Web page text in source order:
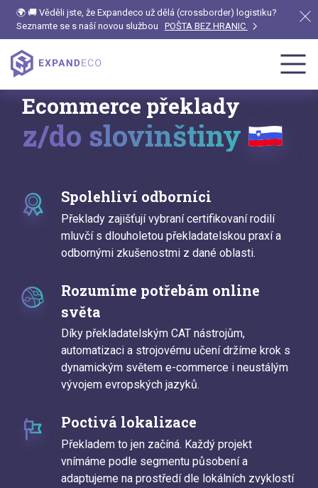
🌍 🚚 Věděli jste, že Expandeco už dělá (crossborder) logistiku?
Seznamte se s naší novou službou
POŠTA BEZ HRANIC
Ecommerce překlady
z/do slovinštiny
Spolehliví odborníci
Překlady zajišťují vybraní certifikovaní rodilí
mluvčí s dlouholetou překladatelskou praxí a
odbornými zkušenostmi z dané oblasti.
Rozumíme potřebám online
světa
Díky překladatelským CAT nástrojům,
automatizaci a strojovému učení držíme krok s
dynamickým světem e-commerce i neustálým
vývojem evropských jazyků.
Poctivá lokalizace
Překladem to jen začíná. Každý projekt
vnímáme podle segmentu působení a
adaptujeme na prostředí dle lokálních zvyklostí